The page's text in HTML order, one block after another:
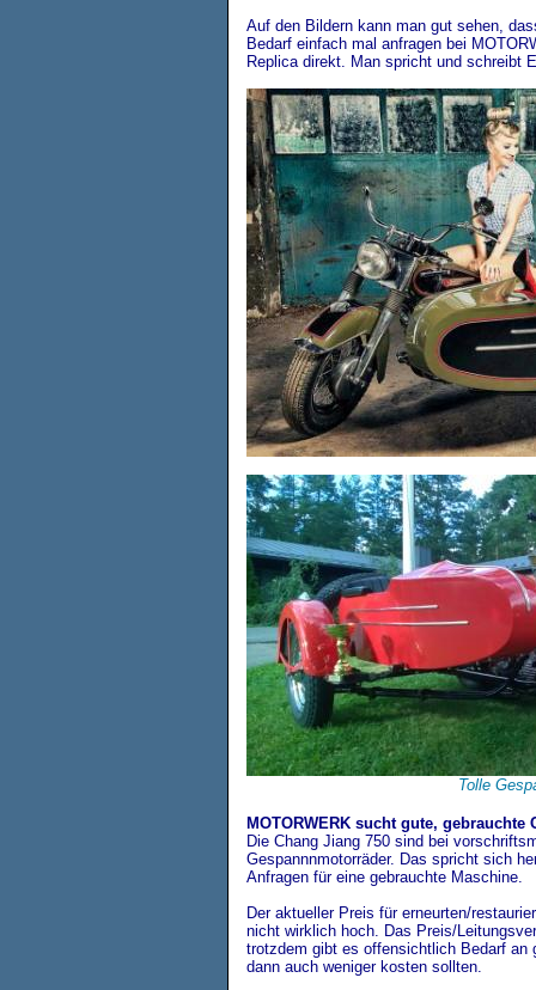
Auf den Bildern kann man gut sehen,
Bedarf einfach mal anfragen bei
Replica direkt. Man spricht und schreibt
Tolle
MOTORWERK sucht gute, gebrauchte
Die Chang Jiang 750 sind bei
Gespannnmotorräder. Das spricht sich
Anfragen für eine gebrauchte Maschine.
Der aktueller Preis für erneurten/
nicht wirklich hoch. Das Preis/
trotzdem gibt es offensichtlich Bedarf an
dann auch weniger kosten sollten.